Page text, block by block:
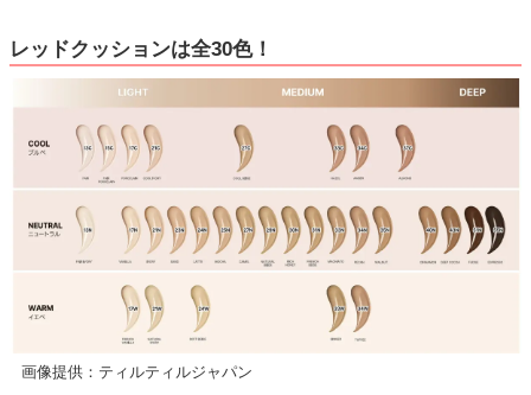
レッドクッションは全30色！
画像提供：ティルティルジャパン